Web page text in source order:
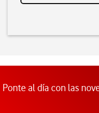
Ponte al día con las